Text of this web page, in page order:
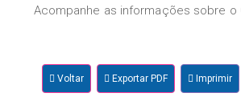
Acompanhe as informações sobre o
Voltar Exportar PDF Imprimir